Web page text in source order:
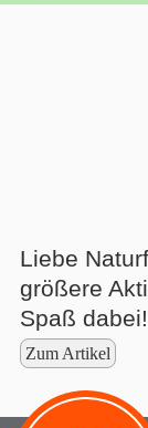
Liebe
größere
Spaß dabei!
Zum Artikel